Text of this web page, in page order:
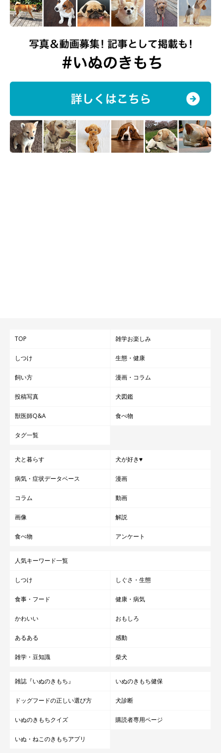
TOP 雑学お楽しみ
しつけ 生態・健康
飼い方 漫画・コラム
投稿写真 犬図鑑
獣医師Q&A 食べ物
タグ一覧
犬と暮らす 犬が好き♥
病気・症状データベース 漫画
コラム 動画
画像 解説
食べ物 アンケート
人気キーワード一覧
しつけ しぐさ・生態
食事・フード 健康・病気
かわいい おもしろ
あるある 感動
雑学・豆知識 柴犬
雑誌『いぬのきもち』 いぬのきもち健保
ドッグフードの正しい選び方 犬診断
いぬのきもちクイズ 購読者専用ページ
いぬ・ねこのきもちアプリ